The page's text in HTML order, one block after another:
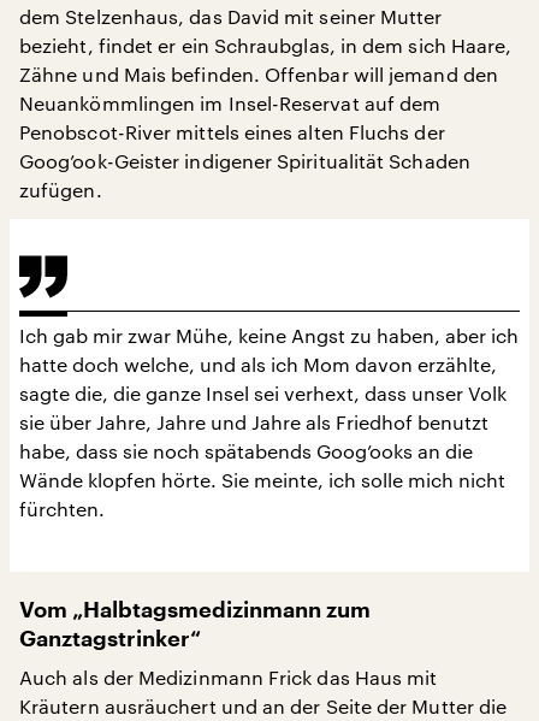
dem Stelzenhaus, das David mit seiner Mutter
bezieht, findet er ein Schraubglas, in dem sich Haare,
Zähne und Mais befinden. Offenbar will jemand den
Neuankömmlingen im Insel-Reservat auf dem
Penobscot-River mittels eines alten Fluchs der
Goog’ook-Geister indigener Spiritualität Schaden
zufügen.
Ich gab mir zwar Mühe, keine Angst zu haben, aber ich
hatte doch welche, und als ich Mom davon erzählte,
sagte die, die ganze Insel sei verhext, dass unser Volk
sie über Jahre, Jahre und Jahre als Friedhof benutzt
habe, dass sie noch spätabends Goog’ooks an die
Wände klopfen hörte. Sie meinte, ich solle mich nicht
fürchten.
Vom „Halbtagsmedizinmann zum
Ganztagstrinker“
Auch als der Medizinmann Frick das Haus mit
Kräutern ausräuchert und an der Seite der Mutter die